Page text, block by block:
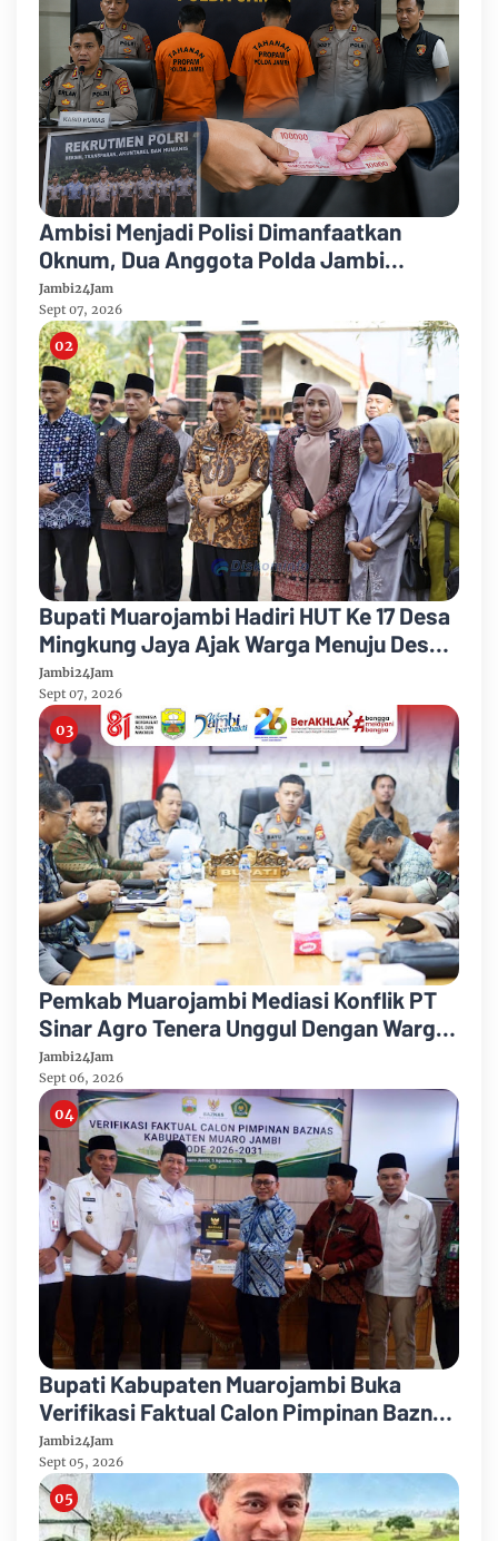
Ambisi Menjadi Polisi Dimanfaatkan
Oknum, Dua Anggota Polda Jambi
Diduga Tipu Calon Bintara dengan Janji
Kelulusan
Jambi24Jam
Sept 07, 2026
Bupati Muarojambi Hadiri HUT Ke 17 Desa
Mingkung Jaya Ajak Warga Menuju Desa
Mandiri 2026
Jambi24Jam
Sept 07, 2026
Pemkab Muarojambi Mediasi Konflik PT
Sinar Agro Tenera Unggul Dengan Warga
Sipin Teluk Duren
Jambi24Jam
Sept 06, 2026
Bupati Kabupaten Muarojambi Buka
Verifikasi Faktual Calon Pimpinan Baznas
Tahun 2026-2031
Jambi24Jam
Sept 05, 2026